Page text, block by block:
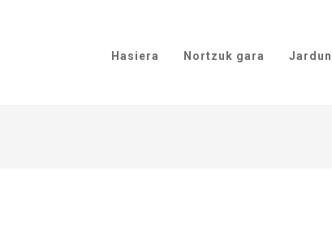
Hasiera Nortzuk gara